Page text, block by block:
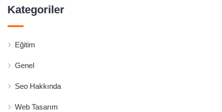
Kategoriler
Eğitim
Genel
Seo Hakkında
Web Tasarım